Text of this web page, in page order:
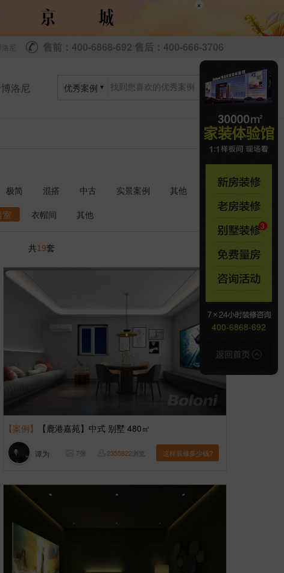
×
尼 售前：400-6868-692 售后：400-666-3706
洛尼 优秀案例
极简 混搭 中古 实景案例
其他
室 衣帽间 其他
共19套 1
【案例】 【鹿港嘉苑】中式 别墅 480㎡
谭为 7张 2355822浏览 这样装修多少钱?
400-6868-692